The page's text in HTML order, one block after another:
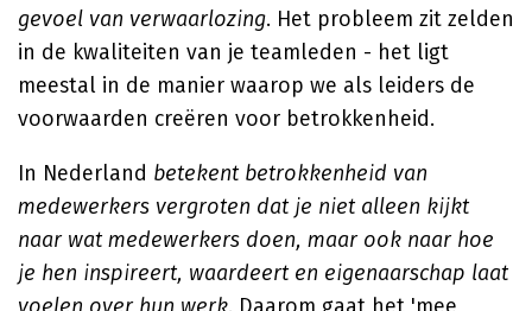
gevoel van verwaarlozing. Het probleem zit zelden
in de kwaliteiten van je teamleden - het ligt
meestal in de manier waarop we als leiders de
voorwaarden creëren voor betrokkenheid.
In Nederland betekent betrokkenheid van
medewerkers vergroten dat je niet alleen kijkt
naar wat medewerkers doen, maar ook naar hoe
je hen inspireert, waardeert en eigenaarschap laat